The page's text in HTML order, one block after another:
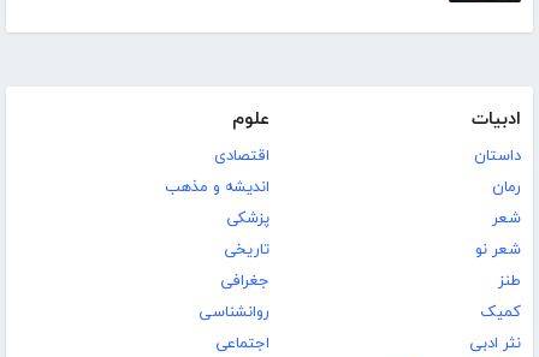
ادبیات
داستان
رمان
شعر
شعر نو
طنز
کمیک
نثر ادبی
علوم
اقتصادی
اندیشه و مذهب
پزشکی
تاریخی
جغرافی
روانشناسی
اجتماعی